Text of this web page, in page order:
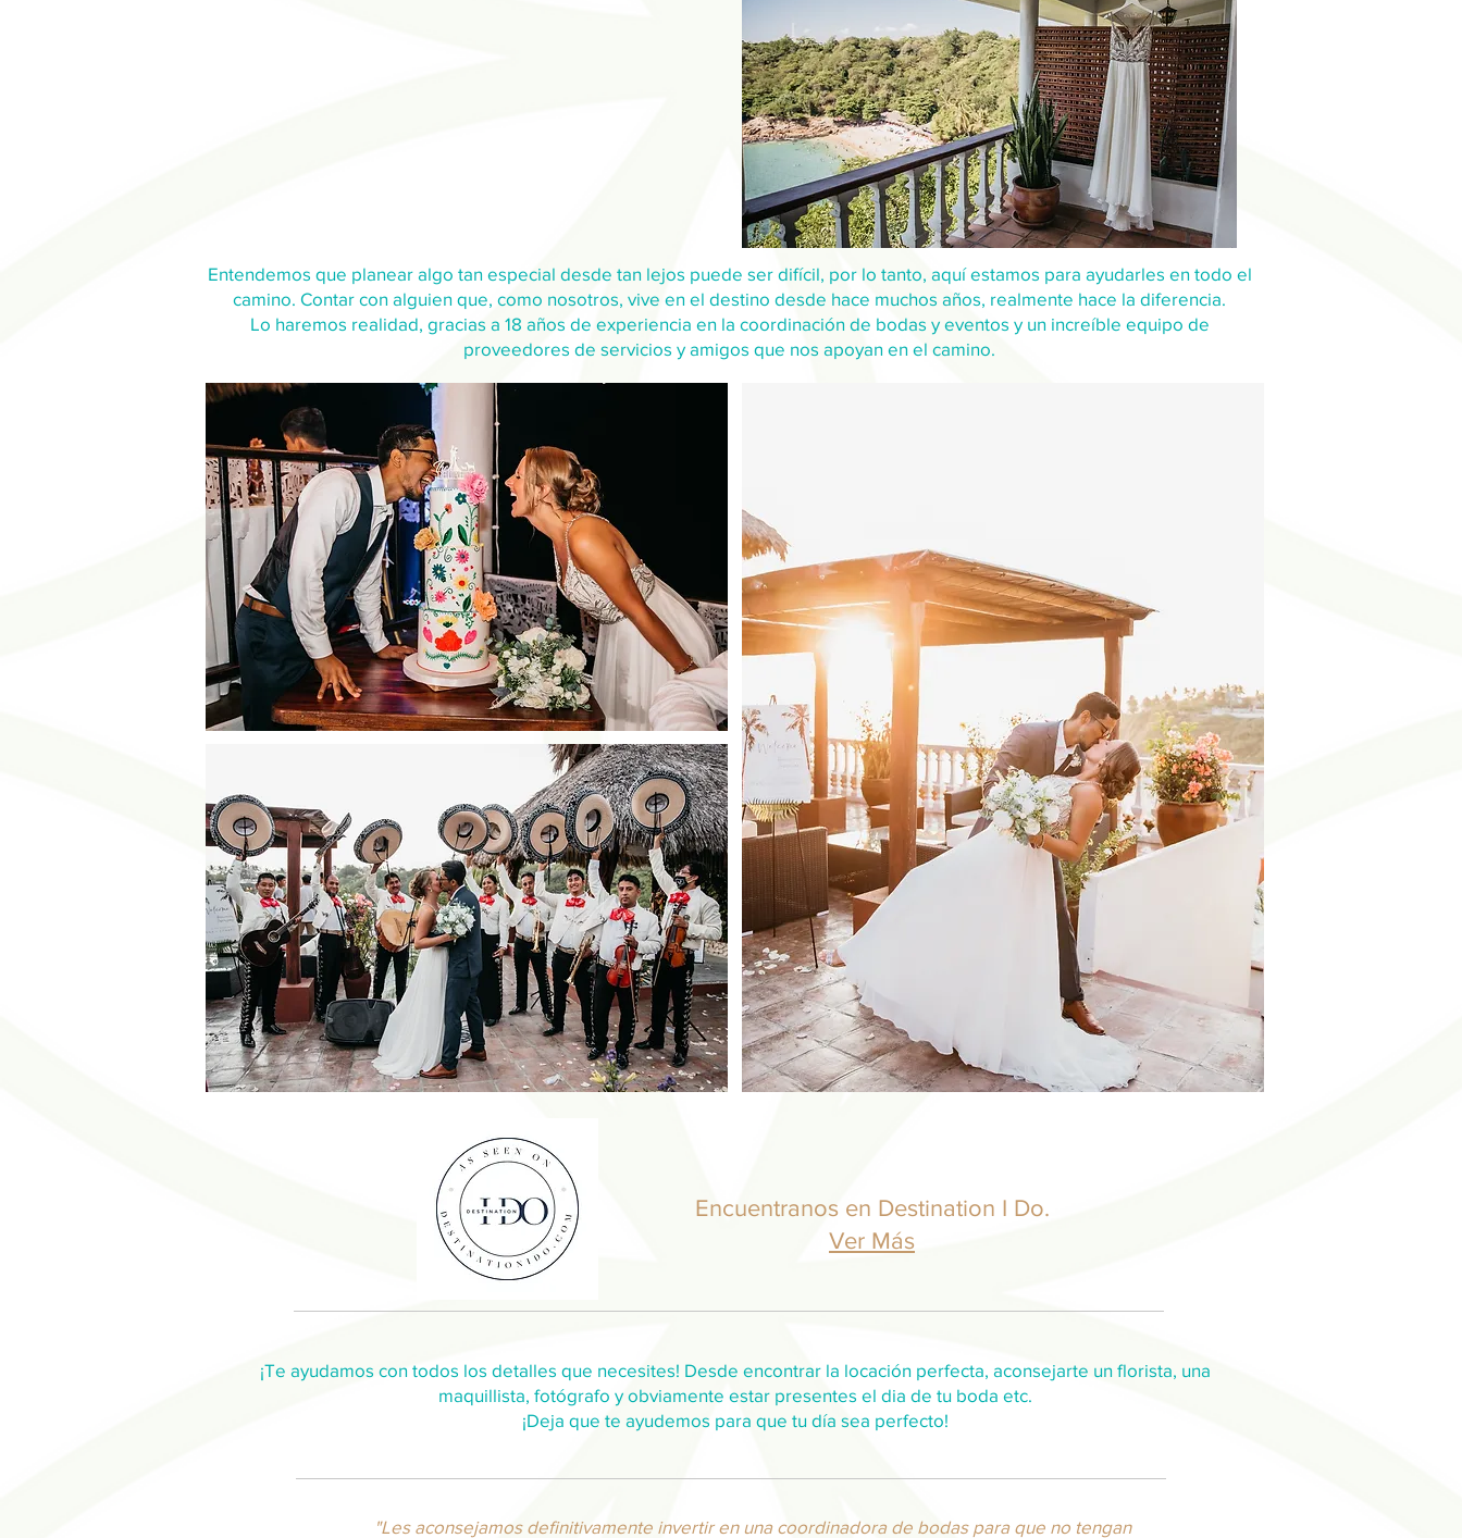
Entendemos que planear algo tan especial desde tan lejos puede ser difícil, por lo tanto, aquí estamos para ayudarles en todo el
camino. Contar con alguien que, como nosotros, vive en el destino desde hace muchos años, realmente hace la diferencia.
Lo haremos realidad, gracias a 18 años de experiencia en la coordinación de bodas y eventos y un increíble equipo de
proveedores de servicios y amigos que nos apoyan en el camino.
Encuentranos en Destination I Do.
Ver Más
¡Te ayudamos con todos los detalles que necesites! Desde encontrar la locación perfecta, aconsejarte un florista, una
maquillista, fotógrafo y obviamente estar presentes el dia de tu boda etc.
¡Deja que te ayudemos para que tu día sea perfecto!
"Les aconsejamos definitivamente invertir en una coordinadora de bodas para que no tengan